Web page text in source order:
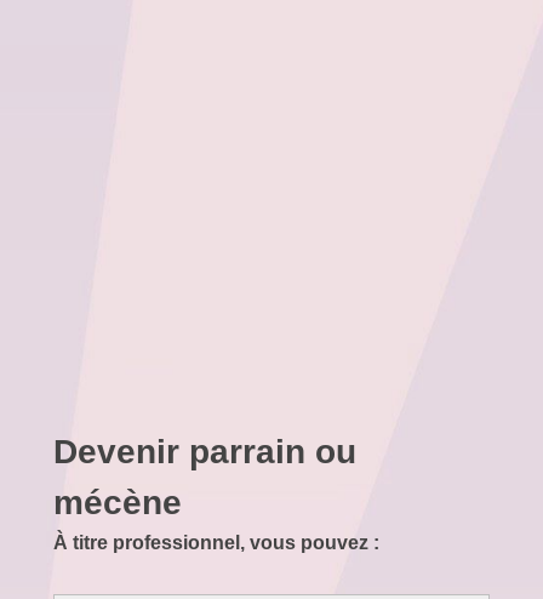
Devenir parrain ou
mécène
À titre professionnel, vous pouvez :